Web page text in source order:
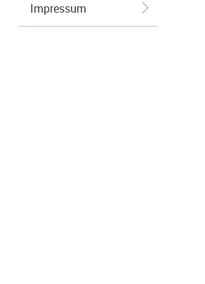
Impressum